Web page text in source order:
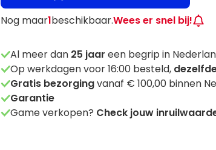
Nog maar1beschikbaar.Wees er snel bij!
Al meer dan 25 jaar een begrip in
Op werkdagen voor 16:00 besteld,
Gratis bezorgingvanaf € 100,00 binnen
Garantie
Game verkopen? Check jouw